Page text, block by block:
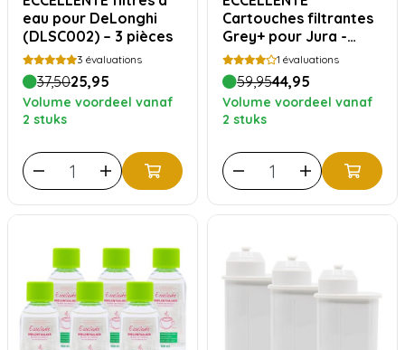
eau pour DeLonghi
(DLSC002) – 3 pièces
3 évaluations
37,5025,95
Volume voordeel vanaf
2 stuks
Cartouches filtrantes
Grey+ pour Jura -
Pack de 4
1 évaluations
59,9544,95
Volume voordeel vanaf
2 stuks